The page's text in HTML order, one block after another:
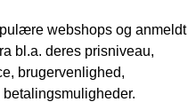
webshops og anmeldt
bl.a. deres prisniveau,
brugervenlighed,